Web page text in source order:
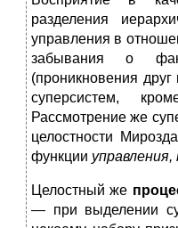
разделения
управления в
забывания о
(проникновения
суперсистем,
Рассмотрение же
целостности
функции
Целостный же
— при выделении